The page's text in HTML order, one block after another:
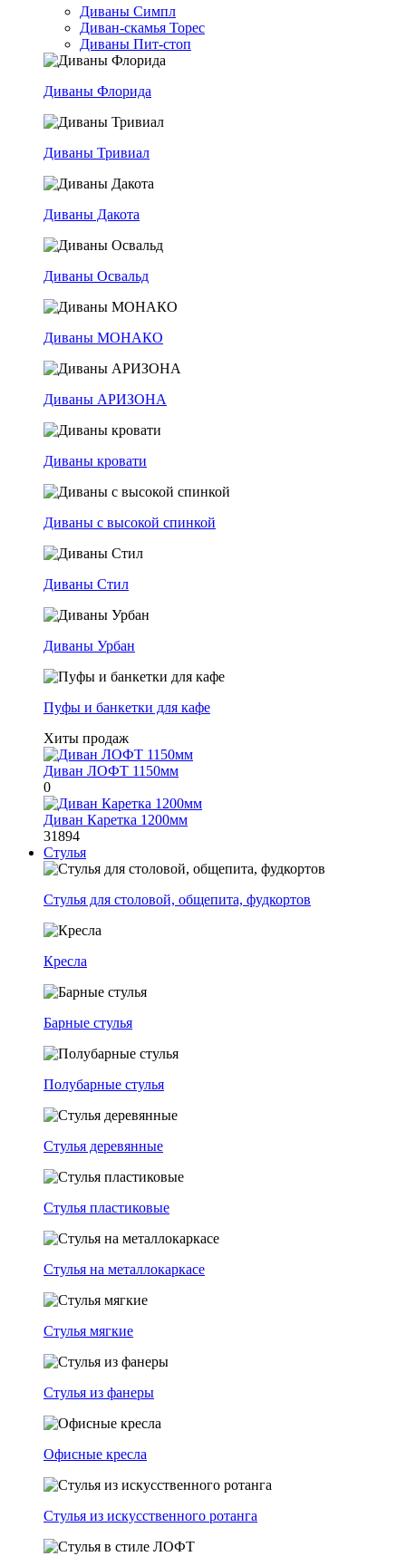
Диваны Симпл
Диван-скамья Торес
Диваны Пит-стоп
Диваны Флорида
Диваны Тривиал
Диваны Дакота
Диваны Освальд
Диваны МОНАКО
Диваны АРИЗОНА
Диваны кровати
Диваны с высокой спинкой
Диваны Стил
Диваны Урбан
Пуфы и банкетки для кафе
Хиты продаж
Диван ЛОФТ 1150мм
0
Диван Каретка 1200мм
31894
Стулья
Стулья для столовой, общепита, фудкортов
Кресла
Барные стулья
Полубарные стулья
Стулья деревянные
Стулья пластиковые
Стулья на металлокаркасе
Стулья мягкие
Стулья из фанеры
Офисные кресла
Стулья из искусственного ротанга